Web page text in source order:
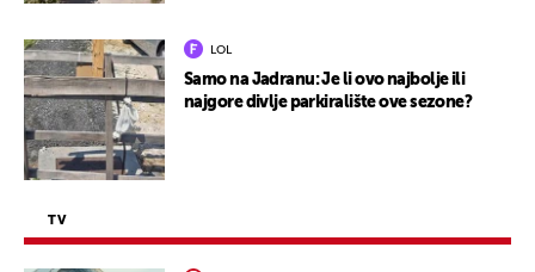
LOL
Samo na Jadranu: Je li ovo najbolje ili
najgore divlje parkiralište ove sezone?
TV